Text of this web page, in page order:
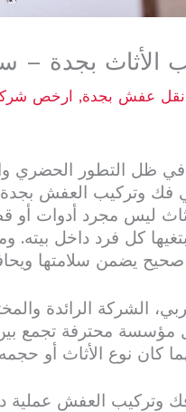
الأثاث بجدة
عفش بجدة, ارخص
ظل التطور الحضري
وتركيب العفش بجدة
ليس مجرد أدوات
كل فرد داخل
صحيح يضمن سلامتها
الشركة الرائدة
مؤسسة محترفة تجمع بين
كان نوع الأثاث أو
وتركيب العفش عملية